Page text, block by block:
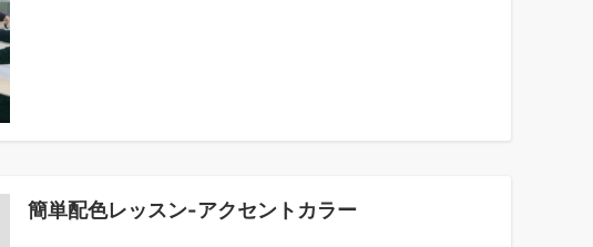
簡単配色レッスン-アクセントカラー